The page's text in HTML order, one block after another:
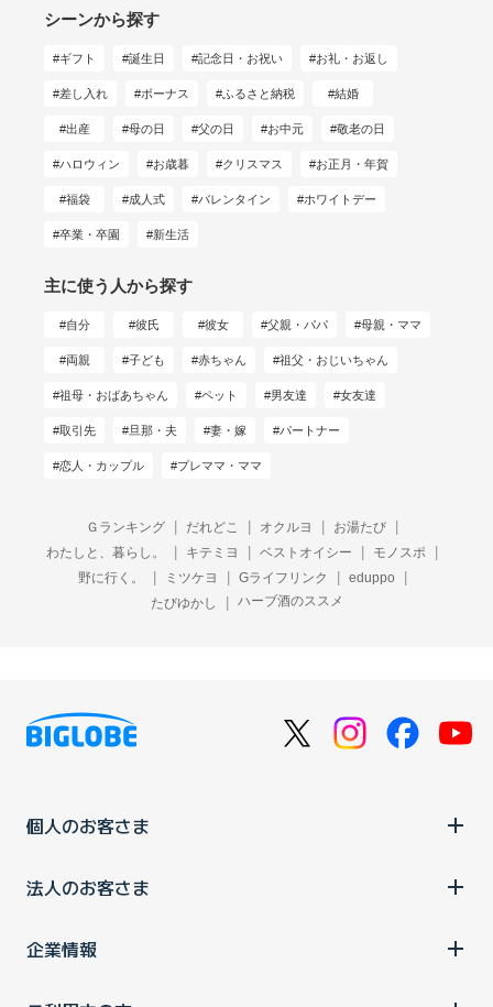
シーンから探す
ギフト 誕生日 記念日・お祝い お礼・お返し
差し入れ ボーナス ふるさと納税 結婚
出産 母の日 父の日 お中元 敬老の日
ハロウィン お歳暮 クリスマス お正月・年賀
福袋 成人式 バレンタイン ホワイトデー
卒業・卒園 新生活
主に使う人から探す
自分 彼氏 彼女 父親・パパ 母親・ママ
両親 子ども 赤ちゃん 祖父・おじいちゃん
祖母・おばあちゃん ペット 男友達 女友達
取引先 旦那・夫 妻・嫁 パートナー
恋人・カップル プレママ・ママ
Ｇランキング だれどこ オクルヨ
お湯たび
わたしと、暮らし。
キテミヨ ベストオイシー
モノスポ
野に行く。
ミツケヨ Gライフリンク
eduppo
たびゆかし
ハーブ酒のススメ
個人のお客さま
法人のお客さま
企業情報